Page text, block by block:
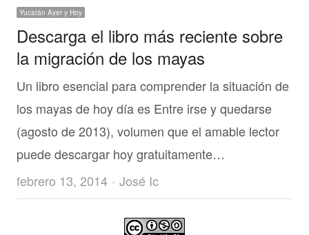
Yucatán Ayer y Hoy
Descarga el libro más reciente sobre
la migración de los mayas
Un libro esencial para comprender la situación de
los mayas de hoy día es Entre irse y quedarse
(agosto de 2013), volumen que el amable lector
puede descargar hoy gratuitamente…
febrero 13, 2014
Author
José Ic